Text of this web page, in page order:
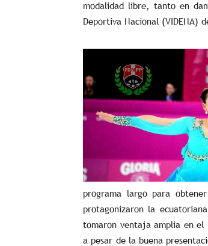
modalidad libre, tanto en
Deportiva Nacional (VIDENA)
programa largo para
protagonizaron la
tomaron ventaja amplia en el
a pesar de la buena